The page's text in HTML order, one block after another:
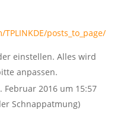
posts_to_page/
einstellen. Alles wird
anpassen.
Februar 2016 um 15:57
Schnappatmung)